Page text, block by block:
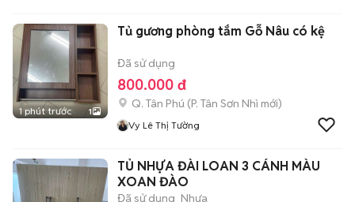
1 phút trước 1
Tủ gương phòng tắm Gỗ Nâu có kệ
Đã sử dụng
800.000 đ
Q. Tân Phú (P. Tân Sơn Nhì mới)
Vy Lê Thị Tường
TỦ NHỰA ĐÀI LOAN 3 CÁNH MÀU
XOAN ĐÀO
Đã sử dụng Nhựa